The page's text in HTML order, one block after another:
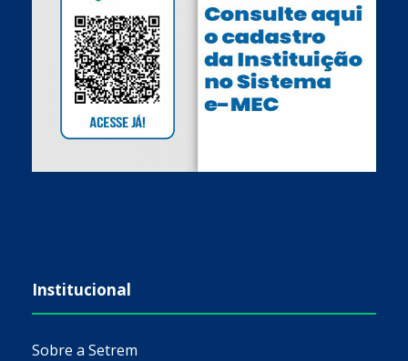
Institucional
Sobre a Setrem